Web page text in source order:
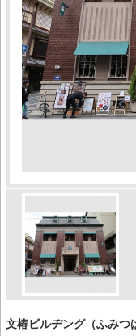
文椿ビルヂング（ふみつ